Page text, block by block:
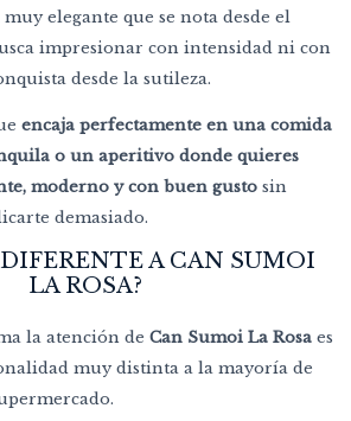
elegante que se nota desde el
impresionar con intensidad ni con
desde la sutileza.
encaja perfectamente en una comida
o un aperitivo donde quieres
moderno y con buen gusto sin
demasiado.
A CAN SUMOI
LA ROSA?
la atención de Can Sumoi La Rosa es
muy distinta a la mayoría de